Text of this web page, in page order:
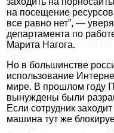
на посещение
все равно нет”, —
департамента по
Марита Нагога.
Но в большинстве
использование
мире. В прошлом году
вынуждены были
Если сотрудник
машина тут же